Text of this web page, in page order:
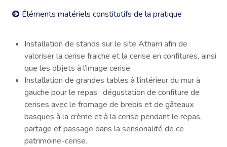
Éléments matériels constitutifs de la pratique
Installation de stands sur le site Atharri afin de
valoriser la cerise fraiche et la cerise en confitures, ainsi
que les objets à l’image cerise.
Installation de grandes tables à l’intérieur du mur à
gauche pour le repas : dégustation de confiture de
cerises avec le fromage de brebis et de gâteaux
basques à la crème et à la cerise pendant le repas,
partage et passage dans la sensorialité de ce
patrimoine-cerise.